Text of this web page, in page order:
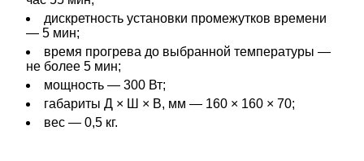
дискретность установки промежутков времени
— 5 мин;
время прогрева до выбранной температуры —
не более 5 мин;
мощность — 300 Вт;
габариты Д × Ш × В, мм — 160 × 160 × 70;
вес — 0,5 кг.